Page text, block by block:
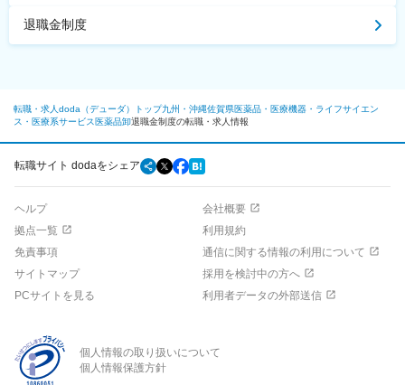
退職金制度
転職・求人doda（デューダ）トップ九州・沖縄佐賀県医薬品・医療機器・ライフサイエン
ス・医療系サービス 医薬品卸退職金制度の転職・求人情報
転職サイト dodaをシェア
ヘルプ
会社概要
拠点一覧
利用規約
免責事項
通信に関する情報の利用について
サイトマップ
採用を検討中の方へ
PCサイトを見る
利用者データの外部送信
個人情報の取り扱いについて
個人情報保護方針